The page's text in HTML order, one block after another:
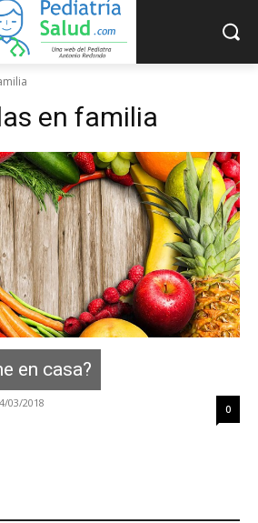
en familia
en casa?
03/2018 0